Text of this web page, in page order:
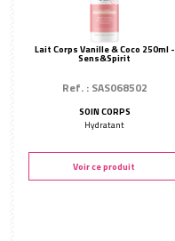
Lait Corps Vanille & Coco 250ml -
Sens&Spirit
Ref. : SAS068502
SOIN CORPS
Hydratant
Voir ce produit